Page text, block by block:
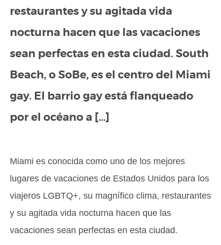
restaurantes y su agitada vida
nocturna hacen que las vacaciones
sean perfectas en esta ciudad. South
Beach, o SoBe, es el centro del Miami
gay. El barrio gay está flanqueado
por el océano a […]
Miami es conocida como uno de los mejores
lugares de vacaciones de Estados Unidos para los
viajeros LGBTQ+, su magnífico clima, restaurantes
y su agitada vida nocturna hacen que las
vacaciones sean perfectas en esta ciudad.